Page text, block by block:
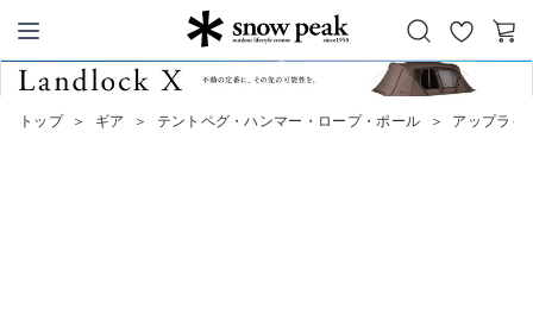
Snow Peak
お
気
カ
ト
トップ ＞ ギア ＞ テントペグ・ハンマー・ロープ・ポール ＞ アップライ